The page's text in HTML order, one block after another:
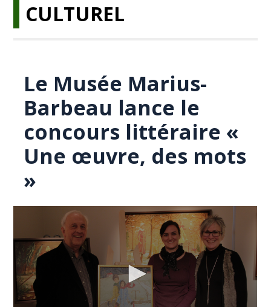
CULTUREL
Le Musée Marius-
Barbeau lance le
concours littéraire «
Une œuvre, des mots
»